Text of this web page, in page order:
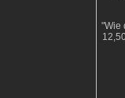
"Wie